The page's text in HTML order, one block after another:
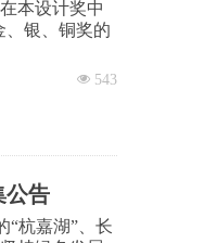
本设计奖中
、银、铜奖的
넶 543
公告
“杭嘉湖”、长